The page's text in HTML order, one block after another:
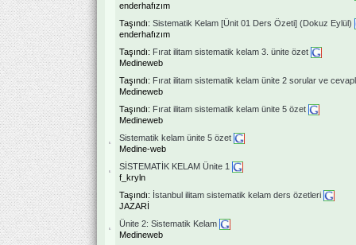
enderhafızım
Taşındı: Sistematik Kelam [Ünit 01 Ders Özeti] (Dokuz Eylül)
enderhafızım
Taşındı: Fırat ilitam sistematik kelam 3. ünite özet
Medineweb
Taşındı: Fırat ilitam sistematik kelam ünite 2 sorular ve
Medineweb
Taşındı: Fırat ilitam sistematik kelam ünite 5 özet
Medineweb
Sistematik kelam ünite 5 özet
Medine-web
SİSTEMATİK KELAM Ünite 1
f_kryln
Taşındı: İstanbul ilitam sistematik kelam ders özetleri
JAZARİ
Ünite 2: Sistematik Kelam
Medineweb